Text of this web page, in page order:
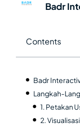
Badr
Contents
Badr
Langkah-
1. Petakan
2.